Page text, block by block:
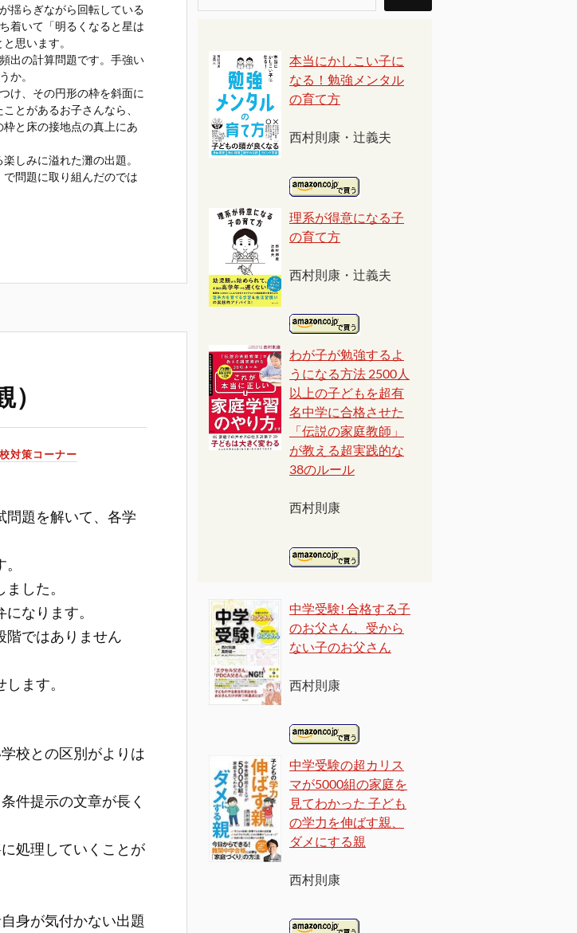
揺らぎながら回転している
着いて「明るくなると星は
思います。
出の計算問題です。手強い
か。
け、その円形の枠を斜面に
とがあるお子さんなら、
と床の接地点の真上にあ
しみに溢れた灘の出題。
問題に取り組んだのでは
対策コーナー
問題を解いて、各学
した。
なります。
階ではありません
ます。
校との区別がよりは
件提示の文章が長く
処理していくことが
身が気付かない出題
本当にかしこい子に
なる！勉強メンタル
の育て方
西村則康・辻義夫
理系が得意になる子
の育て方
西村則康・辻義夫
わが子が勉強するよ
うになる方法 2500人
以上の子どもを超有
名中学に合格させた
「伝説の家庭教師」
が教える超実践的な
38のルール
西村則康
中学受験! 合格する子
のお父さん、受から
ない子のお父さん
西村則康
中学受験の超カリス
マが5000組の家庭を
見てわかった 子ども
の学力を伸ばす親、
ダメにする親
西村則康